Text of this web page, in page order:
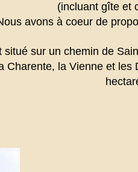
(incluant gîte et
avons à coeur de
situé sur un chemin de
Charente, la Vienne et les